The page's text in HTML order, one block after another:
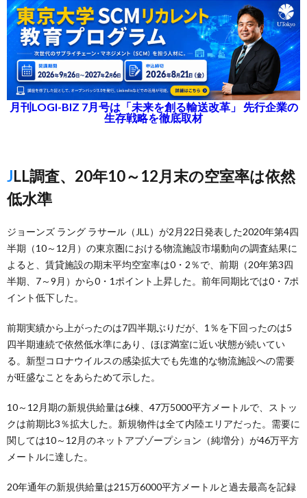
月刊LOGI-BIZ 7月号は「未来を創る輸送改革」 先行企業の
生存戦略を徹底取材
JLL調査、20年10～12月末の空室率は依然
低水準
ジョーンズ ラング ラサール（JLL）が2月22日発表した2020年第4四
半期（10～12月）の東京圏における物流施設市場動向の調査結果に
よると、賃貸施設の期末平均空室率は0・2％で、前期（20年第3四
半期、7～9月）から0・1ポイント上昇した。前年同期比では0・7ポ
イント低下した。
前期実績から上がったのは7四半期ぶりだが、1％を下回ったのは5
四半期連続で依然低水準にあり、ほぼ満室に近い状態が続いてい
る。新型コロナウイルスの感染拡大でも先進的な物流施設への需要
が旺盛なことをあらためて示した。
10～12月期の新規供給量は6棟、47万5000平方メートルで、ストッ
クは前期比3％拡大した。新規物件は全て内陸エリアだった。需要に
関しては10～12月のネットアブゾープション（純増分）が46万平方
メートルに達した。
20年通年の新規供給量は215万6000平方メートルと過去最高を記録